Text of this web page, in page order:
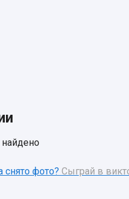
снято фото? Сыграй в